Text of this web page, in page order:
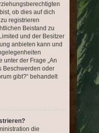
ob dies auf dich
registrieren
Beistand zu
und der Besitzer
anbieten kann und
unter der Frage „An
Beschwerden oder
gibt?“ behandelt
die